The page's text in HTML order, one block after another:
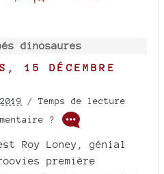
dinosaures
15 DÉCEMBRE
/ Temps de lecture
?
Roy Loney, génial
première